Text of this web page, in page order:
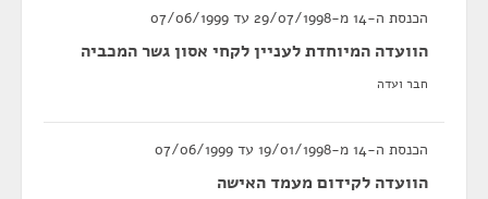
הכנסת ה-14 מ-29/07/1998 עד 07/06/1999
הוועדה המיוחדת לעניין לקחי אסון גשר המכביה
חבר ועדה
הכנסת ה-14 מ-19/01/1998 עד 07/06/1999
הוועדה לקידום מעמד האישה